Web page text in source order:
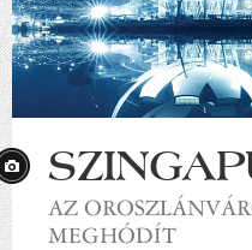
AZ
MEGHÓDÍT